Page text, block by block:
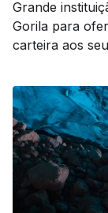
Grande
Gorila para
carteira aos